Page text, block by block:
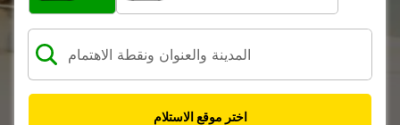
اختر موقع الاستلام